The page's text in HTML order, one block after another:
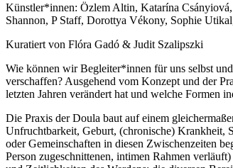
Künstler*innen: Özlem Altin, Katarína
Shannon, P Staff, Dorottya Vékony, Sophie
Kuratiert von Flóra Gadó & Judit Szalipszki
Wie können wir Begleiter*innen für uns selbst
verschaffen? Ausgehend vom Konzept und der
letzten Jahren verändert hat und welche Formen
Die Praxis der Doula baut auf einem
Unfruchtbarkeit, Geburt, (chronische) Krankheit,
oder Gemeinschaften in diesen Zwischenzeiten
Person zugeschnittenen, intimen Rahmen